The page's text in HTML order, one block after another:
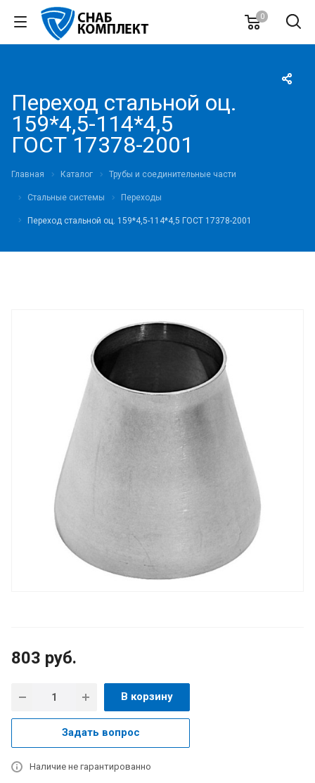
0
Переход стальной оц.
159*4,5-114*4,5
ГОСТ 17378-2001
Главная Каталог Трубы и соединительные части
Стальные системы Переходы
Переход стальной оц. 159*4,5-114*4,5 ГОСТ 17378-2001
803 руб.
В корзину
Задать вопрос
Наличие не гарантированно